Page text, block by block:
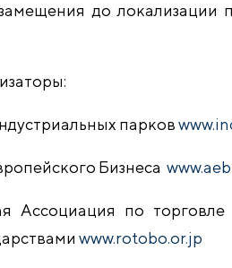
до локализации
парков
Бизнеса
Ассоциация по
www.rotobo.or.jp